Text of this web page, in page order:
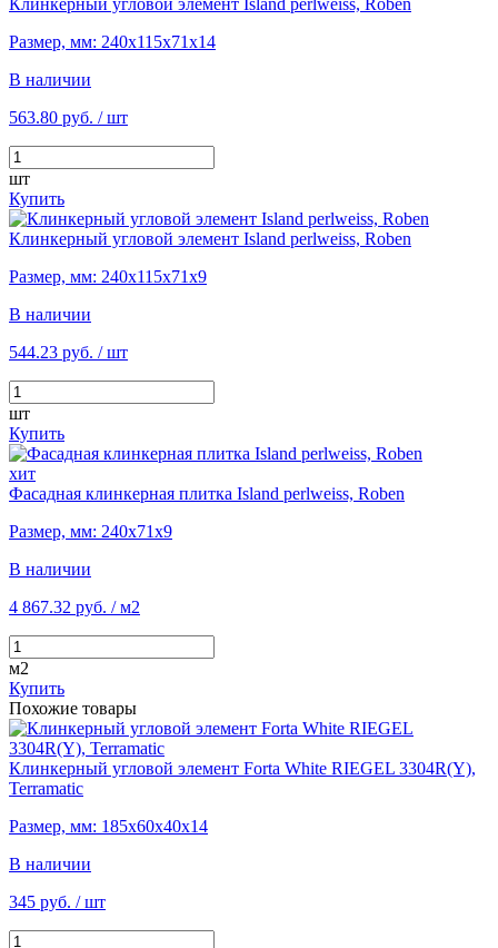
Размер, мм: 240х115х71х14
В наличии
563.80 руб. / шт
шт
Купить
Клинкерный угловой элемент Island perlweiss, Roben
Размер, мм: 240х115х71х9
В наличии
544.23 руб. / шт
шт
Купить
хит
Фасадная клинкерная плитка Island perlweiss, Roben
Размер, мм: 240х71х9
В наличии
4 867.32 руб. / м2
м2
Купить
Похожие товары
Клинкерный угловой элемент Forta White RIEGEL 3304R(Y),
Terramatic
Размер, мм: 185х60х40х14
В наличии
345 руб. / шт